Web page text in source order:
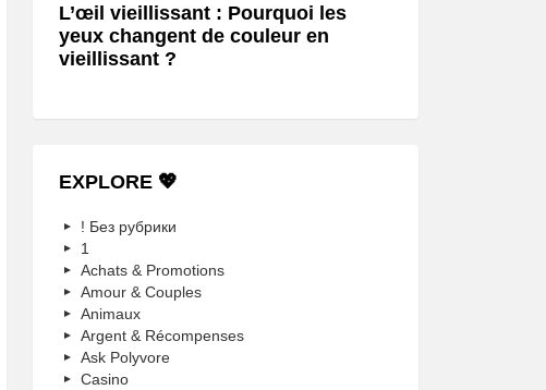
L’œil vieillissant : Pourquoi les
yeux changent de couleur en
vieillissant ?
EXPLORE 💖
! Без рубрики
1
Achats & Promotions
Amour & Couples
Animaux
Argent & Récompenses
Ask Polyvore
Casino